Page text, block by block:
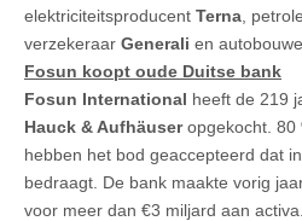
elektriciteitsproducent Terna ,
verzekeraar Generali en
Fosun koopt oude Duitse bank
Fosun International heeft de 219
Hauck & Aufhäuseropgekocht. 80
hebben het bod geaccepteerd dat
bedraagt. De bank maakte vorig
voor meer dan €3 miljard aan